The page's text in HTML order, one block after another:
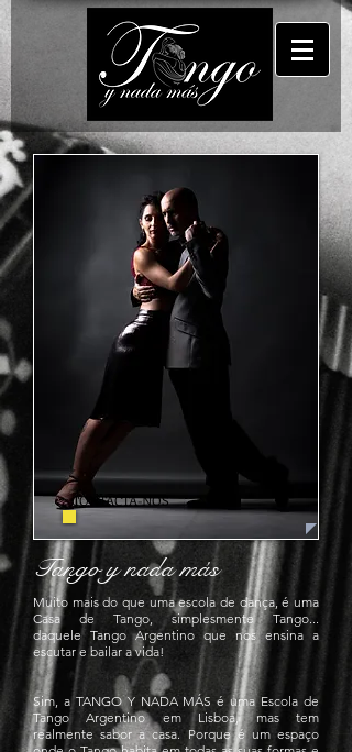
CONTACTA-NOS
Tango y nada más
Muito mais do que uma escola de dança, é uma
Casa de Tango, simplesmente Tango...
daquele Tango Argentino que nos ensina a
escutar e bailar a vida!
Sim, a TANGO Y NADA MÁS é uma Escola de
Tango Argentino em Lisboa, mas tem
realmente sabor a casa. Porque é um espaço